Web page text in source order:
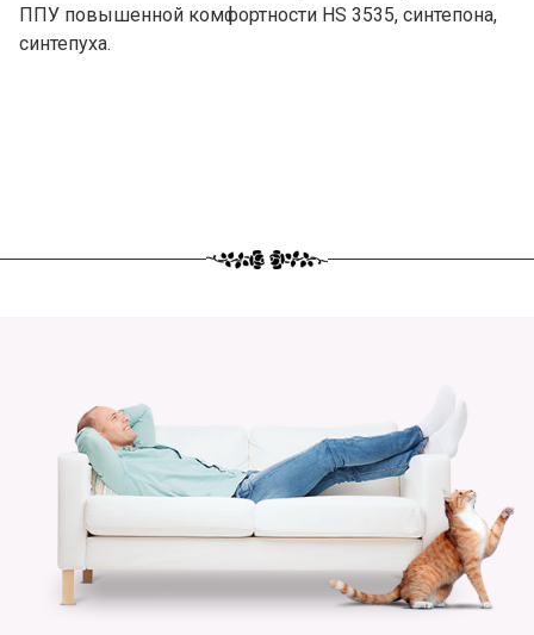
ППУ повышенной комфортности HS 3535, синтепона,
синтепуха.